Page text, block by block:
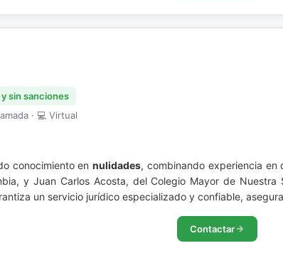
sin sanciones
· 💻 Virtual
conocimiento ennulidades, combinando experiencia en
y Juan Carlos Acosta, del Colegio Mayor de
un servicio jurídico especializado y confiable,
Contactar